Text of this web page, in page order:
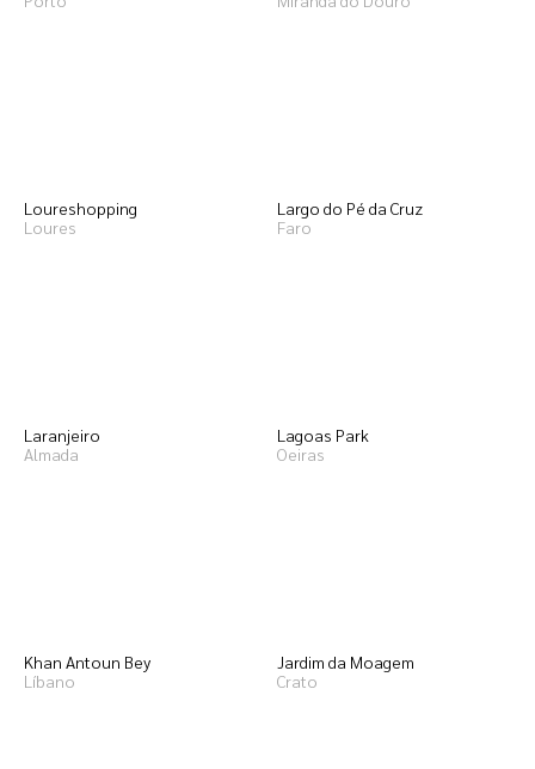
Loureshopping
Loures
Largo do Pé da Cruz
Faro
Laranjeiro
Almada
Lagoas Park
Oeiras
Khan Antoun Bey
Líbano
Jardim da Moagem
Crato